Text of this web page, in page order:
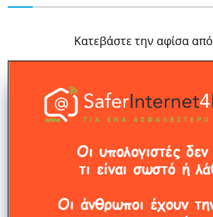
Κατεβάστε την αφίσα από